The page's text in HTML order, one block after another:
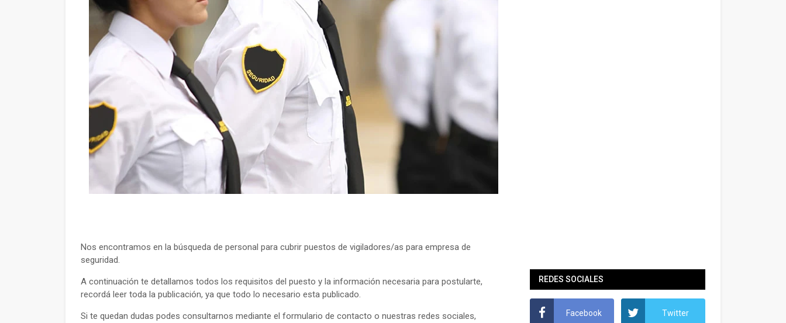
Nos encontramos en la búsqueda de personal para cubrir puestos de vigiladores/as para empresa de
seguridad.
A continuación te detallamos todos los requisitos del puesto y la información necesaria para postularte,
recordá leer toda la publicación, ya que todo lo necesario esta publicado.
Si te quedan dudas podes consultarnos mediante el formulario de contacto o nuestras redes sociales,
REDES SOCIALES
Facebook Twitter